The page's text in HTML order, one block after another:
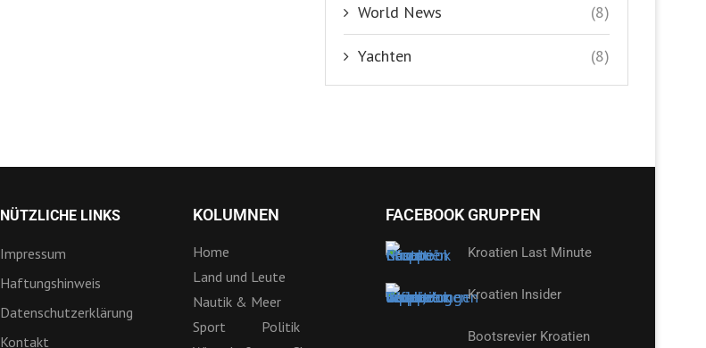
World News (8)
Yachten (8)
NÜTZLICHE LINKS
Impressum
Haftungshinweis
Datenschutzerklärung
Kontakt
KOLUMNEN
Home
Land und Leute
Nautik & Meer
Sport
Politik
FACEBOOK GRUPPEN
Kroatien Last Minute
Kroatien Insider
Bootsrevier Kroatien